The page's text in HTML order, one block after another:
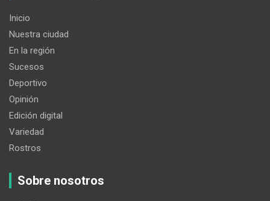
Inicio
Nuestra ciudad
En la región
Sucesos
Deportivo
Opinión
Edición digital
Variedad
Rostros
Sobre nosotros